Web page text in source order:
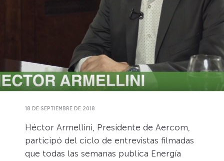
18 DE SEPTIEMBRE DE 2018
Héctor Armellini, Presidente de Aercom,
participó del ciclo de entrevistas filmadas
que todas las semanas publica Energía